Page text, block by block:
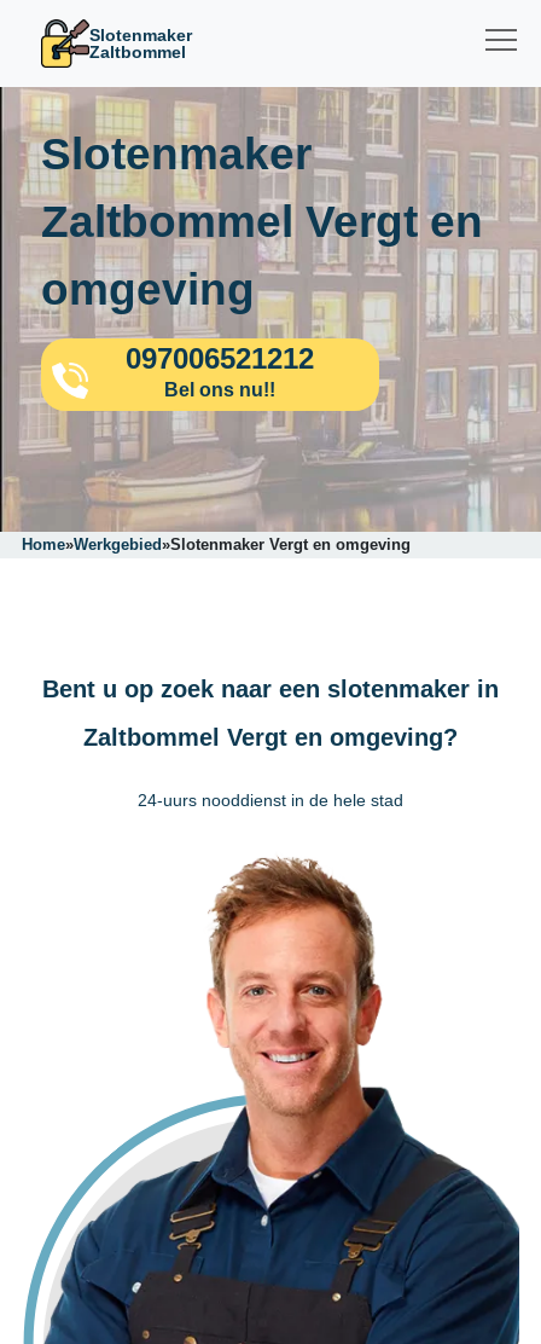
Slotenmaker
Zaltbommel
Slotenmaker
Zaltbommel Vergt en
omgeving
097006521212
Bel ons nu!!
Home»Werkgebied»Slotenmaker Vergt en omgeving
Bent u op zoek naar een slotenmaker in
Zaltbommel Vergt en omgeving?
24-uurs nooddienst in de hele stad